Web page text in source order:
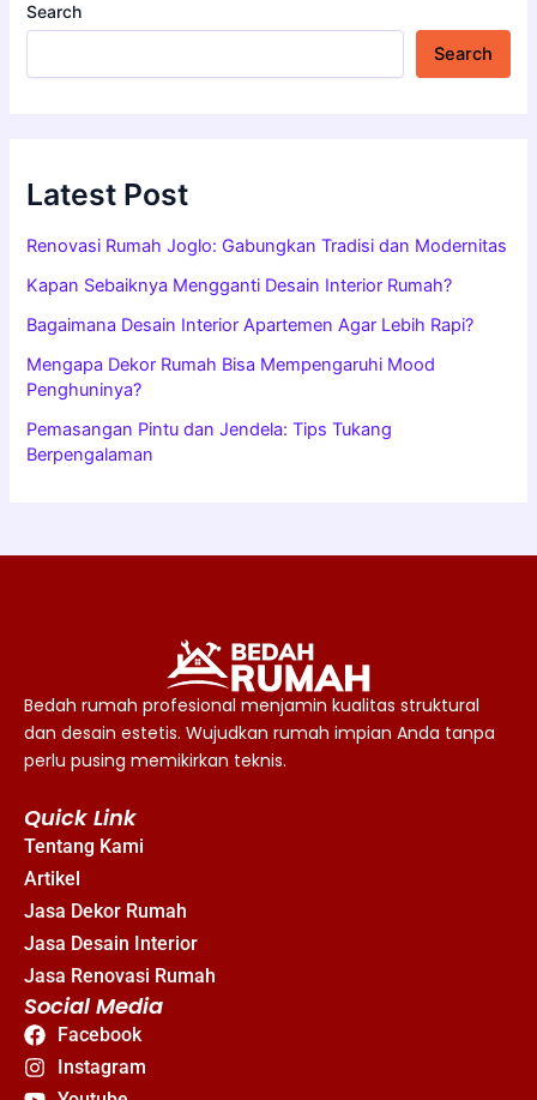
Search
Search
Latest Post
Renovasi Rumah Joglo: Gabungkan Tradisi dan Modernitas
Kapan Sebaiknya Mengganti Desain Interior Rumah?
Bagaimana Desain Interior Apartemen Agar Lebih Rapi?
Mengapa Dekor Rumah Bisa Mempengaruhi Mood
Penghuninya?
Pemasangan Pintu dan Jendela: Tips Tukang
Berpengalaman
Bedah rumah profesional menjamin kualitas struktural
dan desain estetis. Wujudkan rumah impian Anda tanpa
perlu pusing memikirkan teknis.
Quick Link
Tentang Kami
Artikel
Jasa Dekor Rumah
Jasa Desain Interior
Jasa Renovasi Rumah
Social Media
Facebook
Instagram